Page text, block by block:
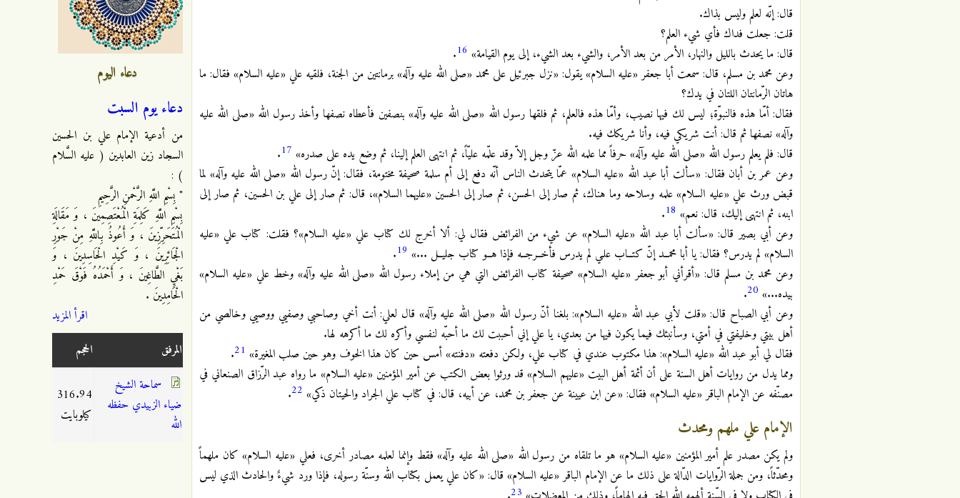
قال: إنّه لعلم وليس بذاك.
قلت: جعلت فداك فأي شيء العلم؟
قال: ما يحدث بالليل والنهار، الأمر من بعد الأمر، والشيء بعد الشيء، إلى يوم القيامة» 16
.
وعن محمد بن مسلم، قال: سمعت أبا جعفر «عليه السلام» يقول: «نزل جبرئيل على محمد «صلى الله عليه وآله» برمانتين من الجنة، فلقيه علي «عليه السلام» فقال: ما
هاتان الرّمانتان اللتان في يدك؟
فقال: أمّا هذه فالنبوّة؛ ليس لك فيها نصيب، وأمّا هذه فالعلم، ثم فلقها رسول الله «صلى الله عليه وآله» بنصفين فأعطاه نصفها وأخذ رسول الله «صلى الله عليه
وآله» نصفها ثم قال: أنت شريكي فيه، وأنا شريكك فيه.
قال: فلم يعلم رسول الله «صلى الله عليه وآله» حرفاً مما علمه الله عزّ وجل إلاّ وقد علّمه عليّاً، ثم انتهى العلم إلينا، ثم وضع يده على صدره» 17
.
وعن عمر بن أبان فقال: «سألت أبا عبد الله «عليه السلام» عمّا يتحدث الناس أنّه دفع إلى أم سلمة صحيفة مختومة، فقال: إنّ رسول الله «صلى الله عليه وآله» لما
قبض ورث علي «عليه السلام» علمه وسلاحه وما هناك، ثم صار إلى الحسن، ثم صار إلى الحسين «عليهما السلام»، قال: ثم صار إلى علي بن الحسين، ثم صار إلى
ابنه، ثم انتهى إليك، قال: نعم» 18
.
وعن أبي بصير قال: «سألت أبا عبد الله «عليه السلام» عن شيء من الفرائض فقال لي: ألا أخرج لك كتاب علي «عليه السلام»؟ فقلت: كتاب علي «عليه
السلام» لم يدرس؟ فقال: يا أبا محمــد إنّ كتــاب علـي لم يدرس فأخــرجــه فإذا هــو كتاب جليــل ...» 19
.
وعن محمد بن مسلم قال: «أقرأني أبو جعفر «عليه السلام» صحيفة كتاب الفرائض التي هي من إملاء رسول الله «صلى الله عليه وآله» وخط علي «عليه السلام»
بيده...» 20
.
وعن أبي الصباح قال: «قلت لأبي عبد الله «عليه السلام»: بلغنا أنّ رسول الله «صلى الله عليه وآله» قال لعلي: أنت أخي وصاحبي وصفيي ووصيي وخالصي من
أهل بيتي وخليفتي في أمتي، وسأنبئك فيما يكون فيها من بعدي، يا علي إني أحببت لك ما أحبّه لنفسي وأكره لك ما أكرهه لها.
فقال لي أبو عبد الله «عليه السلام»: هذا مكتوب عندي في كتاب علي، ولكن دفعته «دفنته» أمس حين كان هذا الخوف وهو حين صلب المغيرة» 21
.
ومما يدل من روايات أهل السنة على أن أئمة أهل البيت «عليهم السلام» قد ورثوا بعض الكتب عن أمير المؤمنين «عليه السلام» ما رواه عبد الرّزاق الصنعاني في
مصنّفه عن الإمام الباقر «عليه السلام» فقال: «عن ابن عيينة عن جعفر بن محمد، عن أبيه، قال: في كتاب علي الجراد والحيتان ذكي» 22
.
الإمام علي ملهم ومحدث
ولم يكن مصدر علم أمير المؤمنين «عليه السلام» هو ما تلقاه من رسول الله «صلى الله عليه وآله» فقط وإنما لعلمه مصادر أخرى، فعلي «عليه السلام» كان ملهماً
ومحدّثاً، ومن جملة الرّوايات الدّالة على ذلك ما عن الإمام الباقر «عليه السلام» قال: «كان علي يعمل بكتاب الله وسنّة رسوله، فإذا ورد شيءٌ والحادث الذي ليس
23
دعاء اليوم
دعاء يوم السبت
من أدعية الإمام علي بن الحسين
السجاد زين العابدين ( عليه السَّلام
) :
" بِسْمِ اللَّهِ الرَّحْمنِ الرَّحِيمِ
بِسْمِ اللَّهِ كَلِمَةِ الْمُعْتَصِمِينَ ، وَ مَقَالَةِ
الْمُتَحَرِّزِينَ ، وَ أَعُوذُ بِاللَّهِ مِنْ جَوْرِ
الْجَائِرِينَ ، وَ كَيْدِ الْحَاسِدِينَ ، وَ
بَغْيِ الطَّاغِينَ ، وَ أَحْمَدُهُ فَوْقَ حَمْدِ
الْحَامِدِينَ .
اقرأ المزيد
المرفق
الحجم
سماحة الشيخ
ضياء الزبيدي حفظه
الله
316.94
كيلوبايت